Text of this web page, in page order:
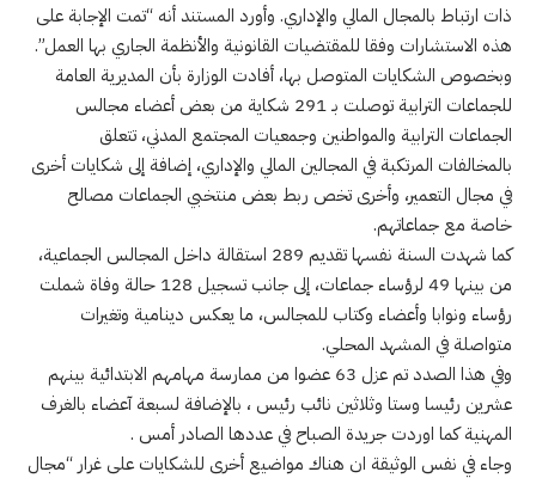
ذات ارتباط بالمجال المالي والإداري. وأورد المستند أنه “تمت الإجابة على
هذه الاستشارات وفقا للمقتضيات القانونية والأنظمة الجاري بها العمل”.
وبخصوص الشكايات المتوصل بها، أفادت الوزارة بأن المديرية العامة
للجماعات الترابية توصلت بـ 291 شكاية من بعض أعضاء مجالس
الجماعات الترابية والمواطنين وجمعيات المجتمع المدني، تتعلق
بالمخالفات المرتكبة في المجالين المالي والإداري، إضافة إلى شكايات أخرى
في مجال التعمير، وأخرى تخص ربط بعض منتخبي الجماعات مصالح
خاصة مع جماعاتهم.
كما شهدت السنة نفسها تقديم 289 استقالة داخل المجالس الجماعية،
من بينها 49 لرؤساء جماعات، إلى جانب تسجيل 128 حالة وفاة شملت
رؤساء ونوابا وأعضاء وكتاب للمجالس، ما يعكس دينامية وتغيرات
متواصلة في المشهد المحلي.
وفي هذا الصدد تم عزل 63 عضوا من ممارسة مهامهم الابتدائية بينهم
عشرين رئيسا وستا وثلاثين نائب رئيس ، بالإضافة لسبعة آعضاء بالغرف
المهنية كما اوردت جريدة الصباح في عددها الصادر أمس .
وجاء في نفس الوثيقة ان هناك مواضيع أخرى للشكايات على غرار “مجال